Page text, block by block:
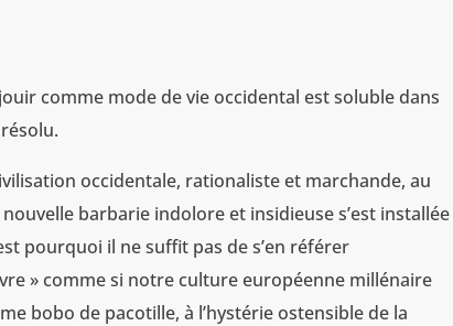
comme mode de vie occidental est soluble dans
occidentale, rationaliste et marchande, au
barbarie indolore et insidieuse s’est installée
pourquoi il ne suffit pas de s’en référer
» comme si notre culture européenne millénaire
bobo de pacotille, à l’hystérie ostensible de la